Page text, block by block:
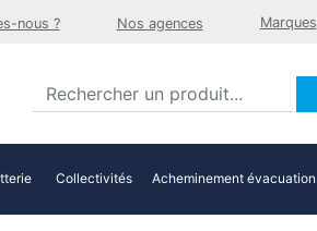
nous ? Nos agences Marques
Collectivités Acheminement évacuation